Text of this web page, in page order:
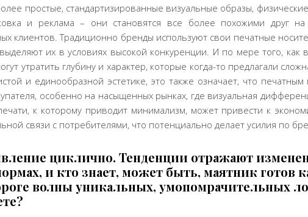
простые, стандартизированные визуальные образы,
и реклама – они становятся все более похожими друг на
клиентов. Традиционно бренды используют свои печатные
их в условиях высокой конкуренции. И по мере того, как
утратить глубину и характер, которые когда-то предлагали
и единообразной эстетике, это также означает, что
особенно на насыщенных рынках, где визуальная
к которому приводит минимализм, может привести к
связи с потребителями, что потенциально делает усилия по
циклично. Тенденции отражают
и кто знает, может быть, маятник готов
волны уникальных, умопомрачительных